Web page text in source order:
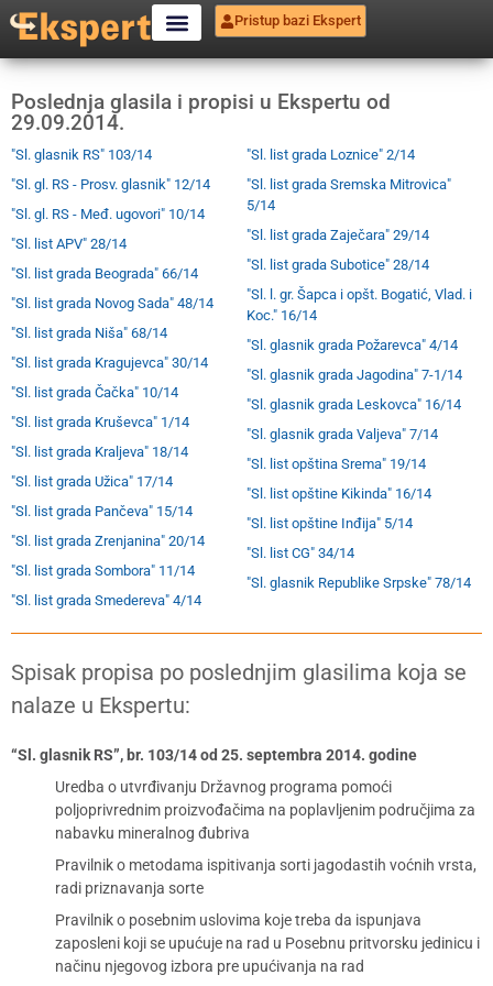
Pristup bazi Ekspert
Poslednja glasila i propisi u Ekspertu od
29.09.2014.
"Sl. glasnik RS" 103/14
"Sl. gl. RS - Prosv. glasnik" 12/14
"Sl. gl. RS - Međ. ugovori" 10/14
"Sl. list APV" 28/14
"Sl. list grada Beograda" 66/14
"Sl. list grada Novog Sada" 48/14
"Sl. list grada Niša" 68/14
"Sl. list grada Kragujevca" 30/14
"Sl. list grada Čačka" 10/14
"Sl. list grada Kruševca" 1/14
"Sl. list grada Kraljeva" 18/14
"Sl. list grada Užica" 17/14
"Sl. list grada Pančeva" 15/14
"Sl. list grada Zrenjanina" 20/14
"Sl. list grada Sombora" 11/14
"Sl. list grada Smedereva" 4/14
"Sl. list grada Loznice" 2/14
"Sl. list grada Sremska Mitrovica"
5/14
"Sl. list grada Zaječara" 29/14
"Sl. list grada Subotice" 28/14
"Sl. l. gr. Šapca i opšt. Bogatić, Vlad. i
Koc." 16/14
"Sl. glasnik grada Požarevca" 4/14
"Sl. glasnik grada Jagodina" 7-1/14
"Sl. glasnik grada Leskovca" 16/14
"Sl. glasnik grada Valjeva" 7/14
"Sl. list opština Srema" 19/14
"Sl. list opštine Kikinda" 16/14
"Sl. list opštine Inđija" 5/14
"Sl. list CG" 34/14
"Sl. glasnik Republike Srpske" 78/14
Spisak propisa po poslednjim glasilima koja se
nalaze u Ekspertu:
“Sl. glasnik RS”, br. 103/14 od 25. septembra 2014. godine
Uredba o utvrđivanju Državnog programa pomoći
poljoprivrednim proizvođačima na poplavljenim područjima za
nabavku mineralnog đubriva
Pravilnik o metodama ispitivanja sorti jagodastih voćnih vrsta,
radi priznavanja sorte
Pravilnik o posebnim uslovima koje treba da ispunjava
zaposleni koji se upućuje na rad u Posebnu pritvorsku jedinicu i
načinu njegovog izbora pre upućivanja na rad